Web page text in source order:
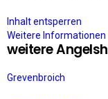
Inhalt entsperren
Weitere Informationen
weitere
Grevenbroich